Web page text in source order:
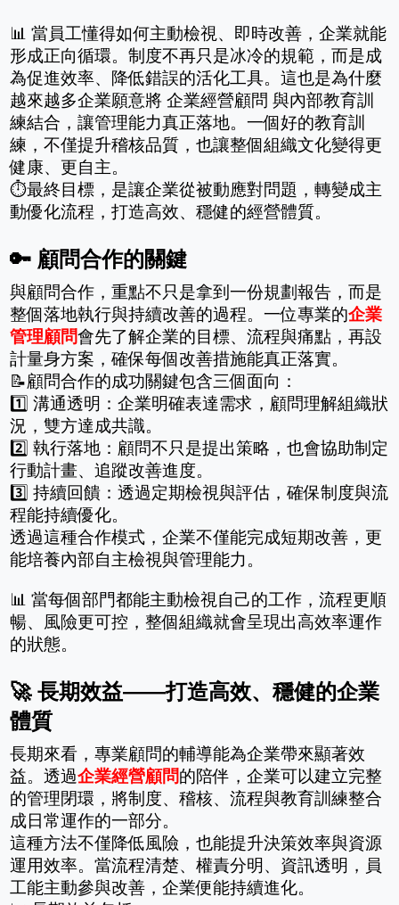
📊 當員工懂得如何主動檢視、即時改善，企業就能
形成正向循環。制度不再只是冰冷的規範，而是成
為促進效率、降低錯誤的活化工具。這也是為什麼
越來越多企業願意將 企業經營顧問 與內部教育訓
練結合，讓管理能力真正落地。一個好的教育訓
練，不僅提升稽核品質，也讓整個組織文化變得更
健康、更自主。
⏱最終目標，是讓企業從被動應對問題，轉變成主
動優化流程，打造高效、穩健的經營體質。
🔑 顧問合作的關鍵
與顧問合作，重點不只是拿到一份規劃報告，而是
整個落地執行與持續改善的過程。一位專業的企業
管理顧問會先了解企業的目標、流程與痛點，再設
計量身方案，確保每個改善措施能真正落實。
📝顧問合作的成功關鍵包含三個面向：
1️⃣ 溝通透明：企業明確表達需求，顧問理解組織狀
況，雙方達成共識。
2️⃣ 執行落地：顧問不只是提出策略，也會協助制定
行動計畫、追蹤改善進度。
3️⃣ 持續回饋：透過定期檢視與評估，確保制度與流
程能持續優化。
透過這種合作模式，企業不僅能完成短期改善，更
能培養內部自主檢視與管理能力。
📊 當每個部門都能主動檢視自己的工作，流程更順
暢、風險更可控，整個組織就會呈現出高效率運作
的狀態。
🚀 長期效益——打造高效、穩健的企業
體質
長期來看，專業顧問的輔導能為企業帶來顯著效
益。透過企業經營顧問的陪伴，企業可以建立完整
的管理閉環，將制度、稽核、流程與教育訓練整合
成日常運作的一部分。
這種方法不僅降低風險，也能提升決策效率與資源
運用效率。當流程清楚、權責分明、資訊透明，員
工能主動參與改善，企業便能持續進化。